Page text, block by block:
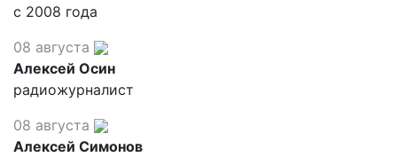
с 2008 года
08 августа
Алексей Осин
радиожурналист
08 августа
Алексей Симонов